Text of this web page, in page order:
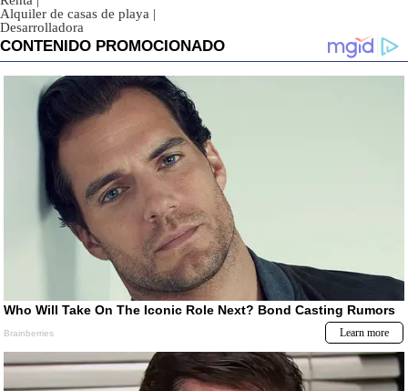
Alquiler de casas de playa |
Desarrolladora